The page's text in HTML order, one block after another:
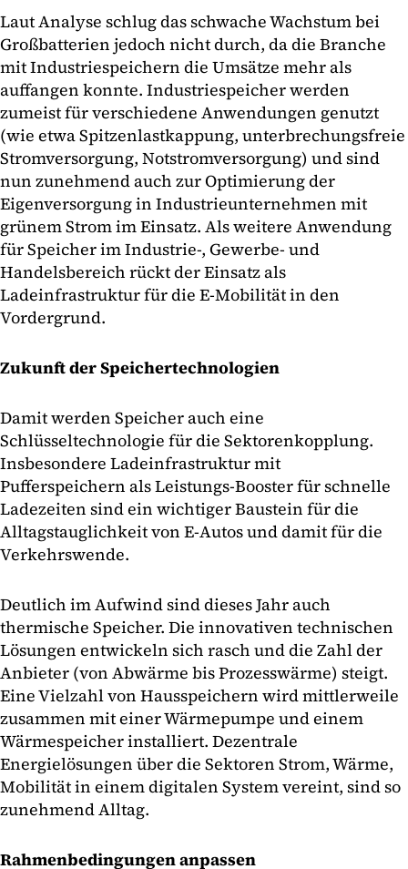
Laut Analyse schlug das schwache Wachstum bei
Großbatterien jedoch nicht durch, da die Branche
mit Industriespeichern die Umsätze mehr als
auffangen konnte. Industriespeicher werden
zumeist für verschiedene Anwendungen genutzt
(wie etwa Spitzenlastkappung, unterbrechungsfreie
Stromversorgung, Notstromversorgung) und sind
nun zunehmend auch zur Optimierung der
Eigenversorgung in Industrieunternehmen mit
grünem Strom im Einsatz. Als weitere Anwendung
für Speicher im Industrie-, Gewerbe- und
Handelsbereich rückt der Einsatz als
Ladeinfrastruktur für die E-Mobilität in den
Vordergrund.
Zukunft der Speichertechnologien
Damit werden Speicher auch eine
Schlüsseltechnologie für die Sektorenkopplung.
Insbesondere Ladeinfrastruktur mit
Pufferspeichern als Leistungs-Booster für schnelle
Ladezeiten sind ein wichtiger Baustein für die
Alltagstauglichkeit von E-Autos und damit für die
Verkehrswende.
Deutlich im Aufwind sind dieses Jahr auch
thermische Speicher. Die innovativen technischen
Lösungen entwickeln sich rasch und die Zahl der
Anbieter (von Abwärme bis Prozesswärme) steigt.
Eine Vielzahl von Hausspeichern wird mittlerweile
zusammen mit einer Wärmepumpe und einem
Wärmespeicher installiert. Dezentrale
Energielösungen über die Sektoren Strom, Wärme,
Mobilität in einem digitalen System vereint, sind so
zunehmend Alltag.
Rahmenbedingungen anpassen